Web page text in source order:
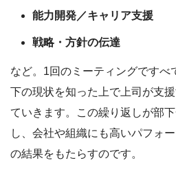
能力開発／キャリア支援
戦略・方針の伝達
など。1回のミーティングですべ
下の現状を知った上で上司が支
ていきます。この繰り返しが部
し、会社や組織にも高いパフォ
の結果をもたらすのです。